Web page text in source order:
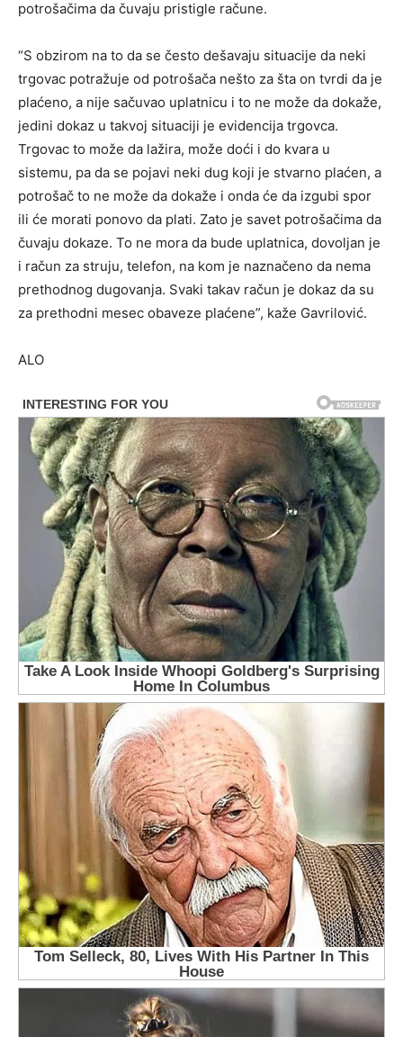
potrošačima da čuvaju pristigle račune.
“S obzirom na to da se često dešavaju situacije da neki
trgovac potražuje od potrošača nešto za šta on tvrdi da je
plaćeno, a nije sačuvao uplatnicu i to ne može da dokaže,
jedini dokaz u takvoj situaciji je evidencija trgovca.
Trgovac to može da lažira, može doći i do kvara u
sistemu, pa da se pojavi neki dug koji je stvarno plaćen, a
potrošač to ne može da dokaže i onda će da izgubi spor
ili će morati ponovo da plati. Zato je savet potrošačima da
čuvaju dokaze. To ne mora da bude uplatnica, dovoljan je
i račun za struju, telefon, na kom je naznačeno da nema
prethodnog dugovanja. Svaki takav račun je dokaz da su
za prethodni mesec obaveze plaćene”, kaže Gavrilović.
ALO